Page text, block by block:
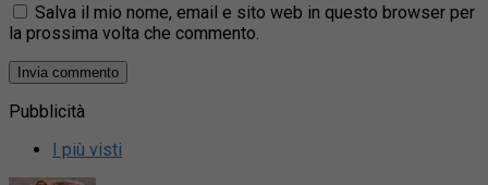
Salva il mio nome, email e sito web in questo browser per
la prossima volta che commento.
Pubblicità
I più visti